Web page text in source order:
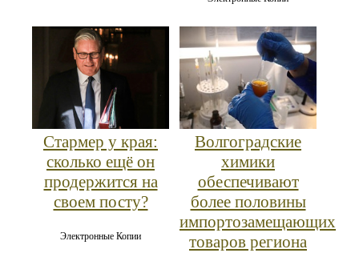
Стармер у края:
сколько ещё он
продержится на
своем посту?
Электронные Копии
Волгоградские
химики
обеспечивают
более половины
импортозамещающих
товаров региона